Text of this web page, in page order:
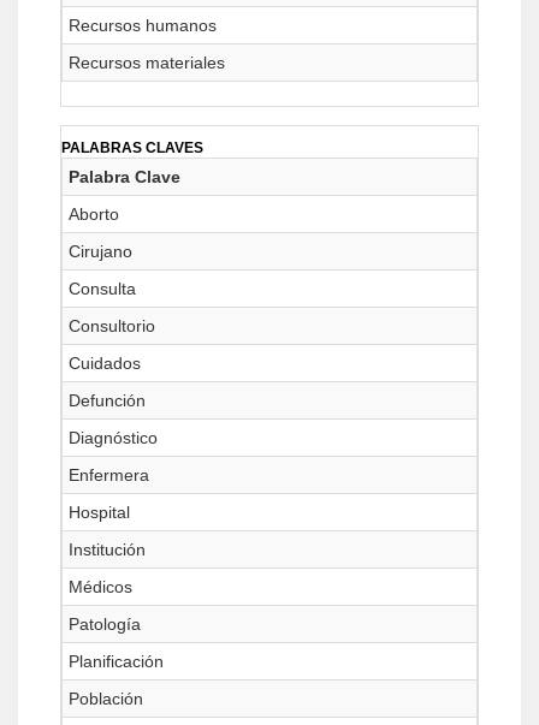
Recursos humanos
Recursos materiales
PALABRAS CLAVES
Palabra Clave
Aborto
Cirujano
Consulta
Consultorio
Cuidados
Defunción
Diagnóstico
Enfermera
Hospital
Institución
Médicos
Patología
Planificación
Población